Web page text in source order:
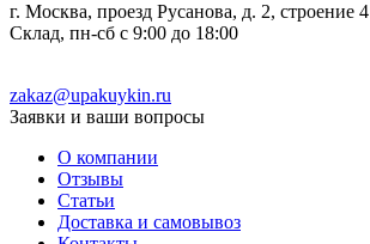
г. Москва, проезд Русанова, д. 2, строение 4
Склад, пн-сб с 9:00 до 18:00
zakaz@upakuykin.ru
Заявки и ваши вопросы
О компании
Отзывы
Статьи
Доставка и самовывоз